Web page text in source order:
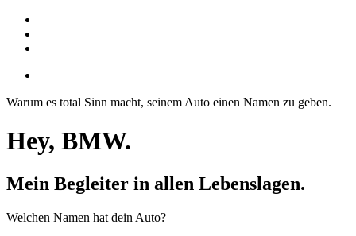
Warum es total Sinn macht, seinem Auto einen Namen zu geben.
Hey, BMW.
Mein Begleiter in allen Lebenslagen.
Welchen Namen hat dein Auto?